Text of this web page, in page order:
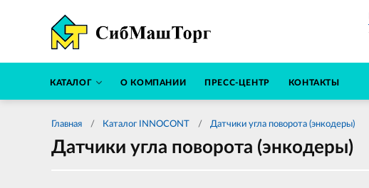
КАТАЛОГ О КОМПАНИИ ПРЕСС-ЦЕНТР КОНТАКТЫ
Главная Каталог INNOCONT Датчики угла поворота (энкодеры)
Датчики угла поворота (энкодеры)